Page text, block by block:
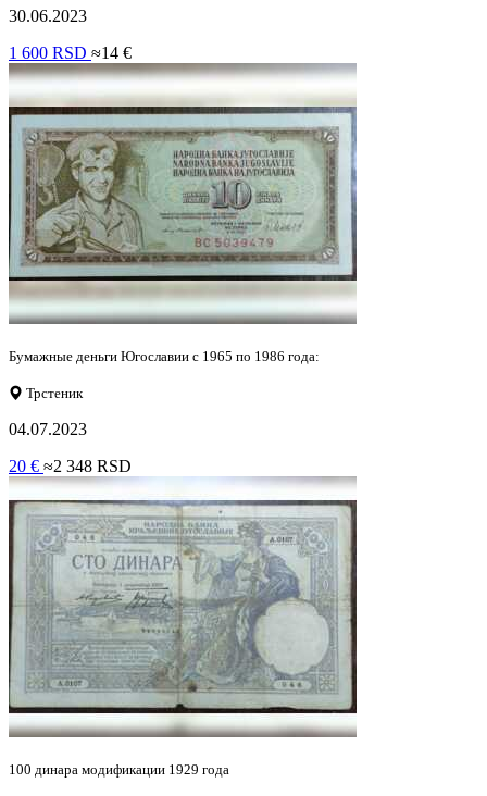
30.06.2023
1 600 RSD ≈14 €
Бумажные деньги Югославии с 1965 по 1986 года:
Трстеник
04.07.2023
20 € ≈2 348 RSD
100 динара модификации 1929 года